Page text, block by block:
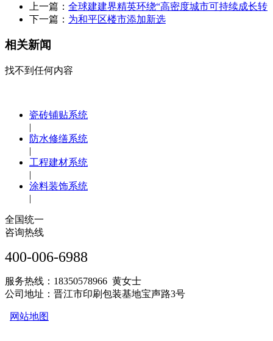
上一篇： 全球建建界精英环绕“高密度城市可持续成长转
下一篇： 为和平区楼市添加新选
相关新闻
找不到任何内容
瓷砖铺贴系统
|
防水修缮系统
|
工程建材系统
|
涂料装饰系统
|
全国统一
咨询热线
400-006-6988
服务热线：18350578966 黄女士
公司地址：晋江市印刷包装基地宝声路3号
网站地图